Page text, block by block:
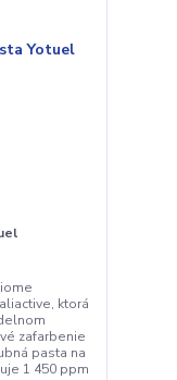
ktorá
zafarbenie
pasta na
1 450 ppm